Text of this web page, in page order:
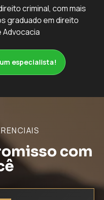
criminal, com mais
graduado em direito
Advocacia
especialista!
com